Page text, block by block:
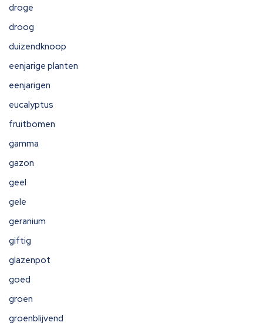
droge
droog
duizendknoop
eenjarige planten
eenjarigen
eucalyptus
fruitbomen
gamma
gazon
geel
gele
geranium
giftig
glazenpot
goed
groen
groenblijvend